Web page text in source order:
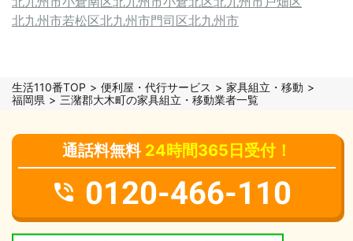
北九州市若松区北九州市門司区北九州市
生活110番TOP 便利屋・代行サービス
家具組立・移動
福岡県
三潴郡大木町の家具組立・移動業者一覧
通話料無料 24時間365日受付！
0120-466-110